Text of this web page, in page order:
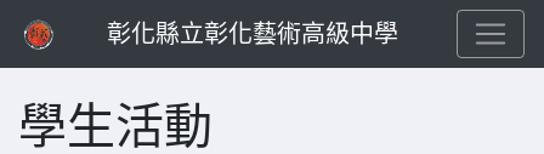
彰化縣立彰化藝術高級中學
學生活動